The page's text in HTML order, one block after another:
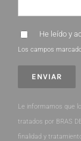
He leído y
Los campos
Le informamos que
tratados por BRAS
finalidad y